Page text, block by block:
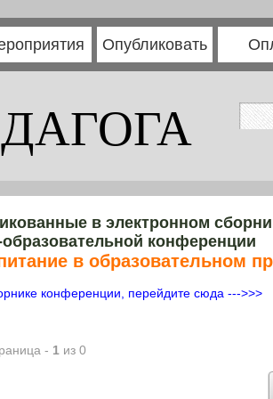
Опубликовать
в электронном
конференции
в образовательном
конференции, перейдите сюда --->>>
- 1 из 0